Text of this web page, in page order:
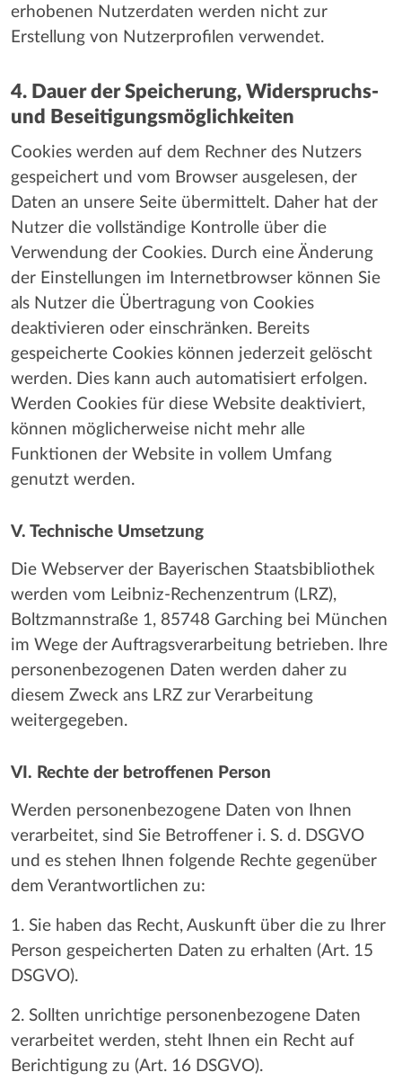
erhobenen Nutzerdaten werden nicht zur
Erstellung von Nutzerprofilen verwendet.
4. Dauer der Speicherung, Widerspruchs-
und Beseitigungsmöglichkeiten
Cookies werden auf dem Rechner des Nutzers
gespeichert und vom Browser ausgelesen, der
Daten an unsere Seite übermittelt. Daher hat der
Nutzer die vollständige Kontrolle über die
Verwendung der Cookies. Durch eine Änderung
der Einstellungen im Internetbrowser können Sie
als Nutzer die Übertragung von Cookies
deaktivieren oder einschränken. Bereits
gespeicherte Cookies können jederzeit gelöscht
werden. Dies kann auch automatisiert erfolgen.
Werden Cookies für diese Website deaktiviert,
können möglicherweise nicht mehr alle
Funktionen der Website in vollem Umfang
genutzt werden.
V. Technische Umsetzung
Die Webserver der Bayerischen Staatsbibliothek
werden vom Leibniz-Rechenzentrum (LRZ),
Boltzmannstraße 1, 85748 Garching bei München
im Wege der Auftragsverarbeitung betrieben. Ihre
personenbezogenen Daten werden daher zu
diesem Zweck ans LRZ zur Verarbeitung
weitergegeben.
VI. Rechte der betroffenen Person
Werden personenbezogene Daten von Ihnen
verarbeitet, sind Sie Betroffener i. S. d. DSGVO
und es stehen Ihnen folgende Rechte gegenüber
dem Verantwortlichen zu:
1. Sie haben das Recht, Auskunft über die zu Ihrer
Person gespeicherten Daten zu erhalten (Art. 15
DSGVO).
2. Sollten unrichtige personenbezogene Daten
verarbeitet werden, steht Ihnen ein Recht auf
Berichtigung zu (Art. 16 DSGVO).